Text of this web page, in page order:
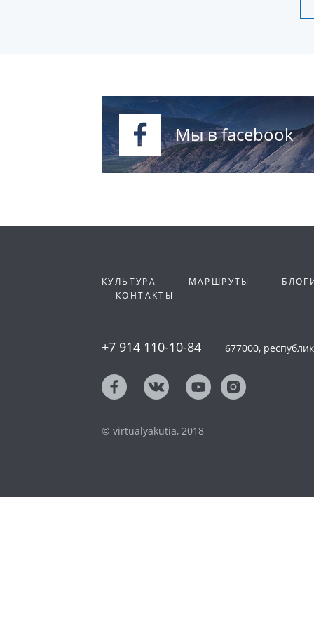
Мы в facebook
КУЛЬТУРА МАРШРУТЫ
КОНТАКТЫ
+7 914 110-10-84 677000,
© virtualyakutia, 2018